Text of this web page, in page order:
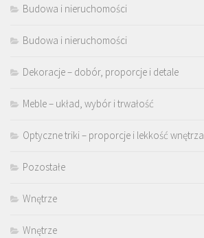
Budowa i nieruchomości
Budowa i nieruchomości
Dekoracje – dobór, proporcje i detale
Meble – układ, wybór i trwałość
Optyczne triki – proporcje i lekkość wnętrza
Pozostałe
Wnętrze
Wnętrze